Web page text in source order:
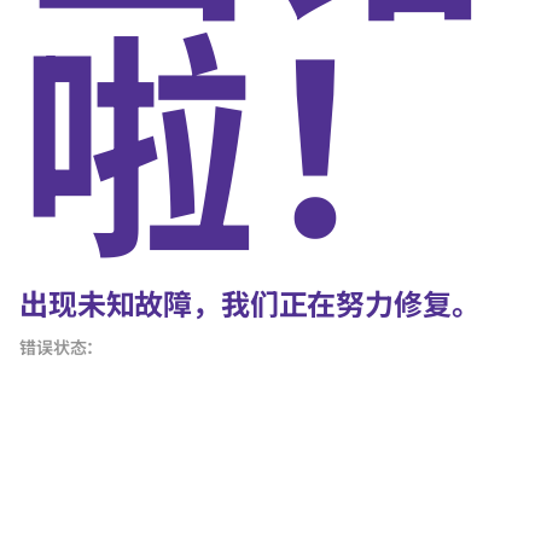
啦！
出现未知故障，我们正在努力修复。
错误状态：